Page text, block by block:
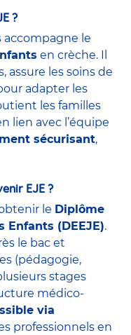
?
accompagne le
en crèche. Il
assure les soins de
adapter les
les familles
lien avec l’équipe
sécurisant,
EJE ?
le Diplôme
Enfants (DEEJE).
le bac et
(pédagogie,
stages
médico-
via
professionnels en